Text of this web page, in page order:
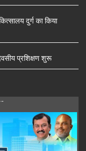
दुर्ग का किया
प्रशिक्षण शुरू